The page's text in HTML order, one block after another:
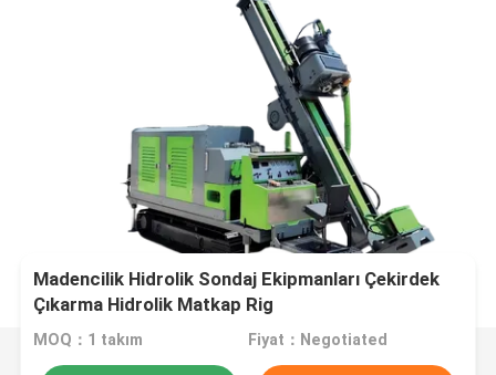
Madencilik Hidrolik Sondaj Ekipmanları Çekirdek
Çıkarma Hidrolik Matkap Rig
MOQ：1 takım Fiyat：Negotiated